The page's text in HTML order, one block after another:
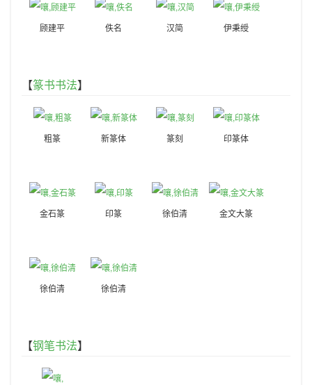
顾建平 佚名 汉简 伊秉绶
【篆书书法】
粗篆 新篆体 篆刻 印篆体
金石篆 印篆 徐伯清 金文大篆
徐伯清 徐伯清
【钢笔书法】